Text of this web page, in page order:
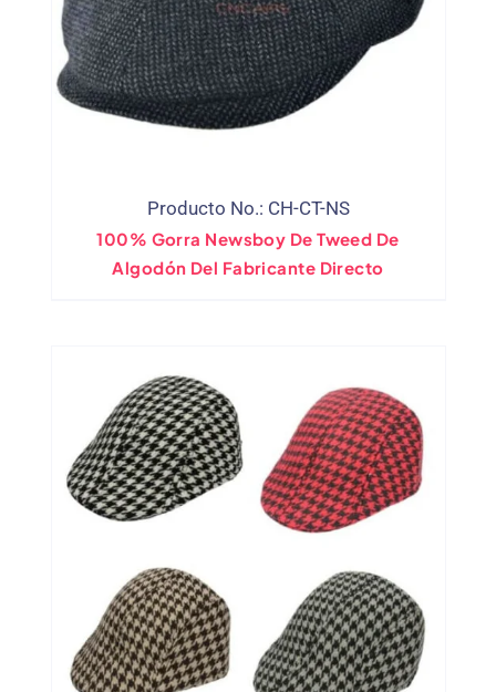
Producto No.: CH-CT-NS
100% Gorra Newsboy De Tweed De
Algodón Del Fabricante Directo